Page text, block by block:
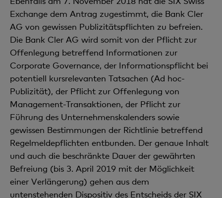
Exchange dem Antrag zugestimmt, die Bank Cler
AG von gewissen Publizitätspflichten zu befreien.
Die Bank Cler AG wird somit von der Pflicht zur
Offenlegung betreffend Informationen zur
Corporate Governance, der Informationspflicht bei
potentiell kursrelevanten Tatsachen (Ad hoc-
Publizität), der Pflicht zur Offenlegung von
Management-Transaktionen, der Pflicht zur
Führung des Unternehmenskalenders sowie
gewissen Bestimmungen der Richtlinie betreffend
Regelmeldepflichten entbunden. Der genaue Inhalt
und auch die beschränkte Dauer der gewährten
Befreiung (bis 3. April 2019 mit der Möglichkeit
einer Verlängerung) gehen aus dem
untenstehenden Dispositiv des Entscheids der SIX